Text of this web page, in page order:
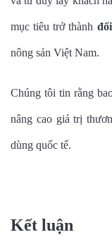
mục tiêu trở thành
nông sản Việt Nam.
Chúng tôi tin rằng
nâng cao giá trị
dùng quốc tế.
Kết luận